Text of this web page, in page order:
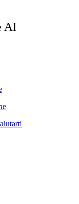
AI